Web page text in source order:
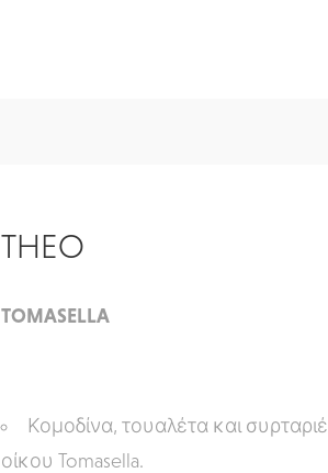
THEO
TOMASELLA
Κομοδίνα, τουαλέτα και
οίκου Tomasella.